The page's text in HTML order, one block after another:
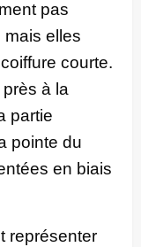
pas
elles
courte.
à la
partie
pointe du
en biais
représenter